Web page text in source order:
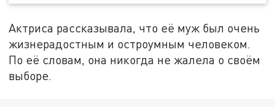
Актриса рассказывала, что её муж был очень
жизнерадостным и остроумным человеком.
По её словам, она никогда не жалела о своём
выборе.